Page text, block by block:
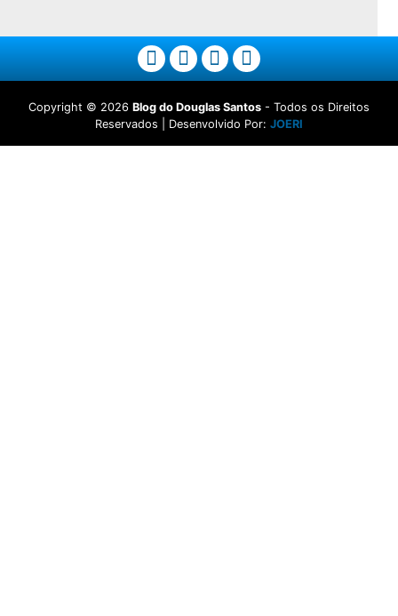
Copyright © 2026 Blog do Douglas Santos - Todos os Direitos
Reservados | Desenvolvido Por: JOERI